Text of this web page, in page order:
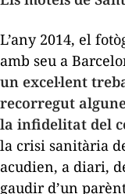
L’any 2014, el
amb seu a
un excel·lent
recorregut
la infidelitat del
la crisi sanitària
acudien, a diari,
gaudir d’un